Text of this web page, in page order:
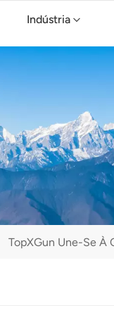
Indústria
TopXGun Une-Se À